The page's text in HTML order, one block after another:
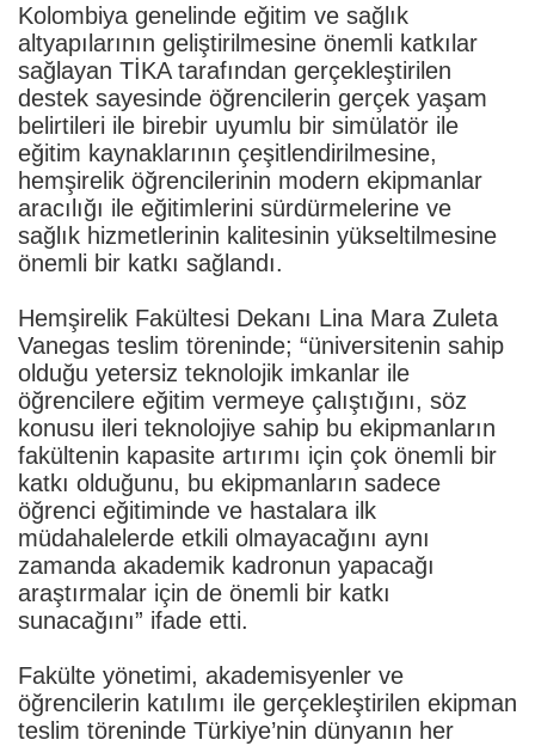
Kolombiya genelinde eğitim ve sağlık
altyapılarının geliştirilmesine önemli katkılar
sağlayan TİKA tarafından gerçekleştirilen
destek sayesinde öğrencilerin gerçek yaşam
belirtileri ile birebir uyumlu bir simülatör ile
eğitim kaynaklarının çeşitlendirilmesine,
hemşirelik öğrencilerinin modern ekipmanlar
aracılığı ile eğitimlerini sürdürmelerine ve
sağlık hizmetlerinin kalitesinin yükseltilmesine
önemli bir katkı sağlandı.
Hemşirelik Fakültesi Dekanı Lina Mara Zuleta
Vanegas teslim töreninde; “üniversitenin sahip
olduğu yetersiz teknolojik imkanlar ile
öğrencilere eğitim vermeye çalıştığını, söz
konusu ileri teknolojiye sahip bu ekipmanların
fakültenin kapasite artırımı için çok önemli bir
katkı olduğunu, bu ekipmanların sadece
öğrenci eğitiminde ve hastalara ilk
müdahalelerde etkili olmayacağını aynı
zamanda akademik kadronun yapacağı
araştırmalar için de önemli bir katkı
sunacağını” ifade etti.
Fakülte yönetimi, akademisyenler ve
öğrencilerin katılımı ile gerçekleştirilen ekipman
teslim töreninde Türkiye’nin dünyanın her